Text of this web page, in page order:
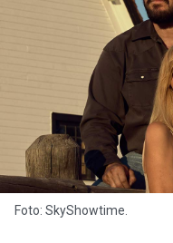
Foto: SkyShowtime.